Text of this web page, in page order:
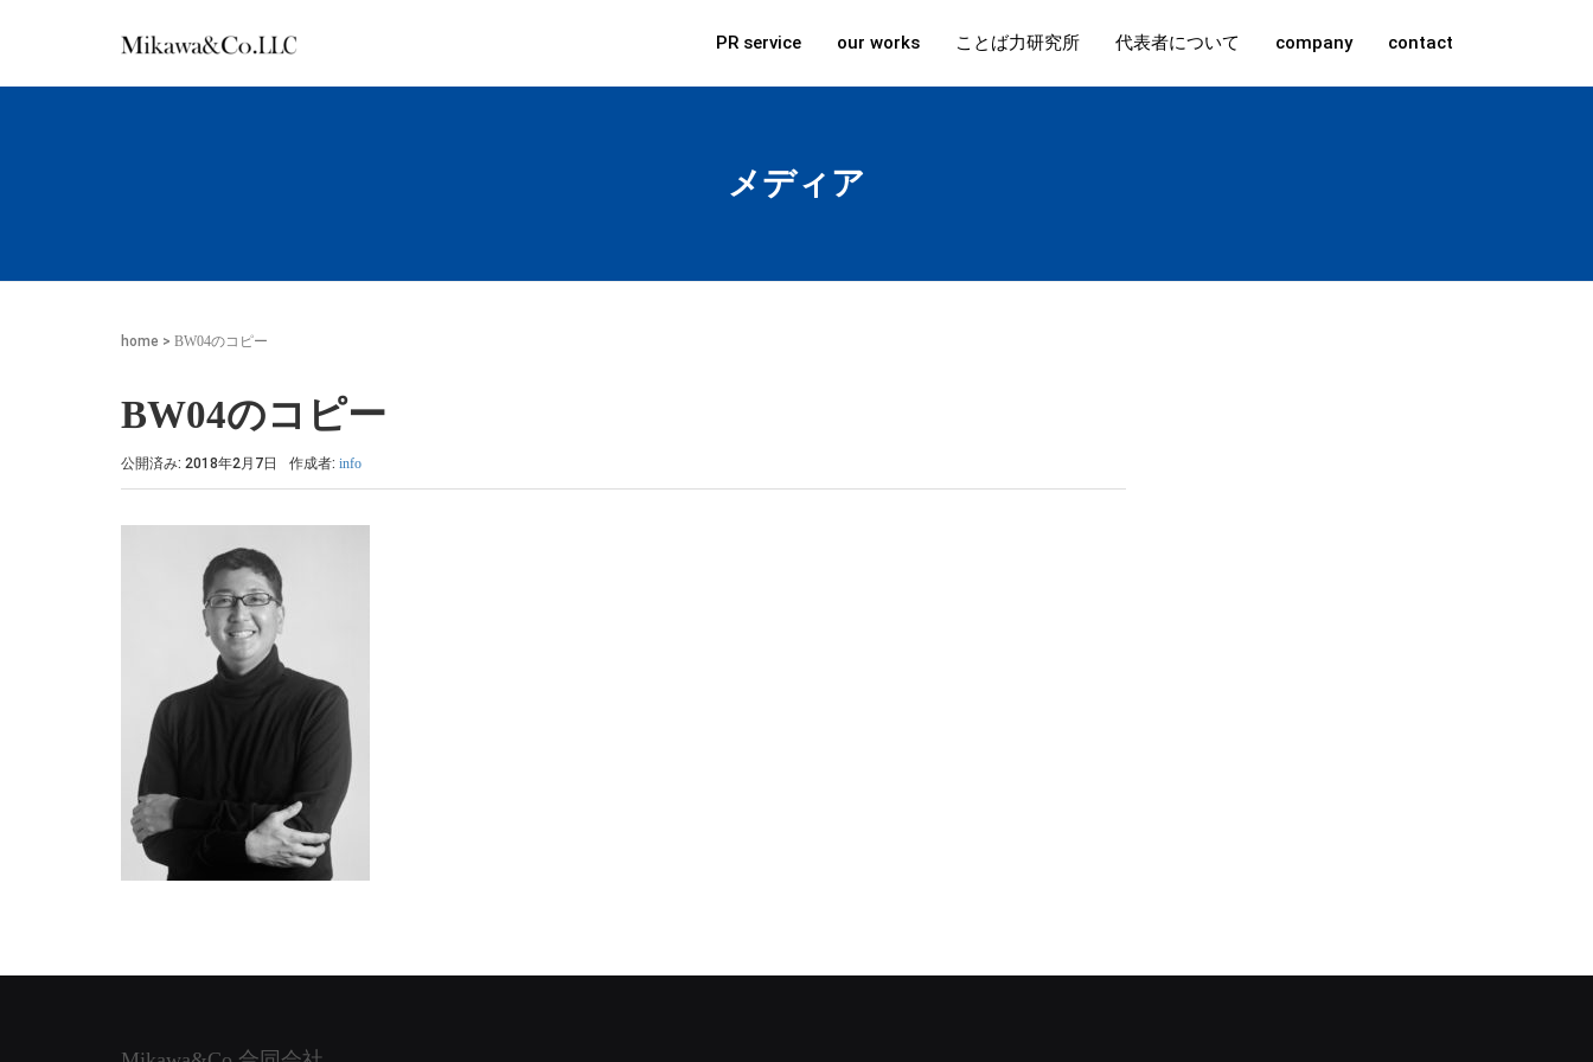
PR service our works ことば力研究所 代表者について company contact
メディア
home > BW04のコピー
BW04のコピー
公開済み: 2018年2月7日 作成者: info